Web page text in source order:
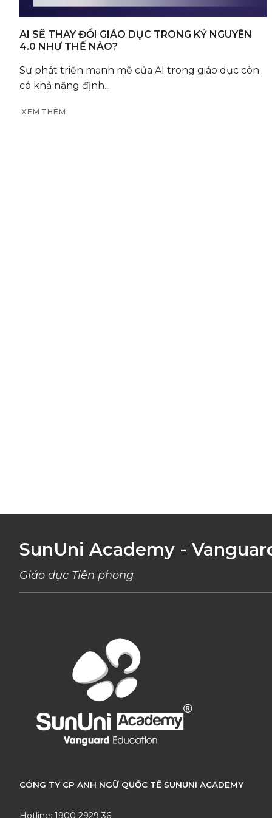
AI SẼ THAY ĐỔI GIÁO DỤC TRONG KỶ NGUYÊN
4.0 NHƯ THẾ NÀO?
Sự phát triển mạnh mẽ của AI trong giáo dục còn
có khả năng định...
XEM THÊM
SunUni Academy -
Giáo dục Tiên phong
CÔNG TY CP ANH NGỮ QUỐC TẾ SUNUNI ACADEMY
Hotline: 1900 2929 36